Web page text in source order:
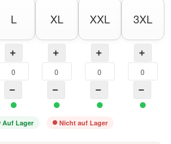
L XL XXL 3XL
Auf Lager Nicht auf Lager